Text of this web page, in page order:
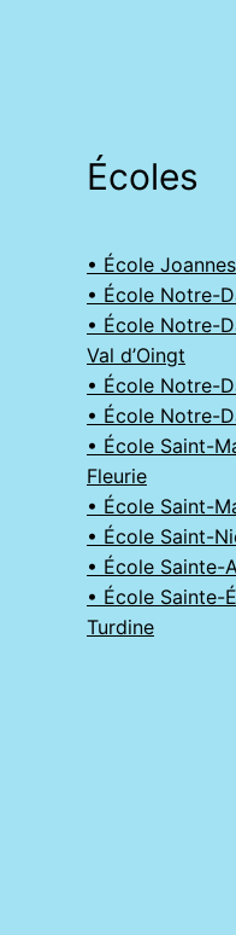
Écoles
• École
• École Notre-
• École Notre-
Val d’Oingt
• École Notre-
• École Notre-
• École Saint-
Fleurie
• École Saint-
• École Saint-
• École Sainte-
• École Sainte-
Turdine